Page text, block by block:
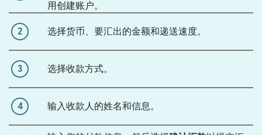
用创建账户。
2 选择货币、要汇出的金额和递送速度。
3 选择收款方式。
4 输入收款人的姓名和信息。